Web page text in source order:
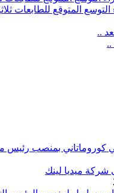
المتوقع للطابعات
..
كوروماتاني بمنصب رئيس
ميديا لينك